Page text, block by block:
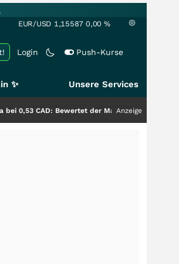
EUR/USD 1,15587 0,00 %
Login Push-Kurse
✨ Unsere Services
CAD: Bewertet der Markt noch immer nur die
Anzeige